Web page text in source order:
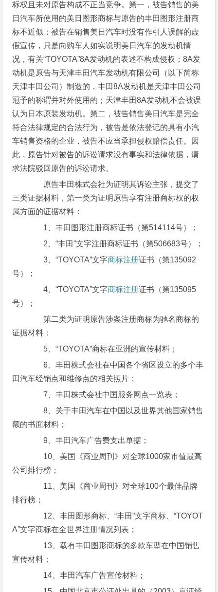
标权且未对原告构成不正当竞争。第一，被告销售的美
日汽车所使用的美日图形商标与原告的丰田图形注册商
标不近似；被告在销售美日汽车时没有作引人误解的虚
假宣传，只是向购车人如实说明美日汽车的发动机情
况，有关“TOYOTA”8A发动机的表述不构成侵权；8A发
动机是原告与天津丰田汽车发动机有限公司（以下简称
天津丰田公司）制造的，丰田8A发动机是天津丰田公司
冠予的称谓并对外使用的；天津丰田8A发动机不会被误
认为日本原装发动机。第二，被告销售美日汽车是完全
符合法律规定的合法行为，被告是依法登记的具有小汽
车销售资格的企业，被告不应当承担侵权赔偿责任。因
此，原告针对被告的诉讼请求没有事实和法律依据，请
求法院驳回原告的诉讼请求。
原告丰田株式会社为证明其诉讼主张，提交了
三类证据材料，第一类为证明原告享有注册商标权的权
属方面的证据材料：
1、丰田图形注册商标证书（第514114号）；
2、“丰田”文字注册商标证书（第506683号）；
3、“TOYOTA”文字商标注册证书（第135092
号）；
4、“TOYOTA”文字商标注册证书（第135095
号）；
第二类为证明原告涉案注册商标为驰名商标的
证据材料：
5、“TOYOTA”商标在亚洲的宣传材料；
6、丰田株式会社在中国各个省区设立的多个丰
田汽车经销点和维修点的相关照片；
7、丰田株式会社中国服务网点一览表；
8、关于丰田汽车在中国以及世界其他国家销售
额的书面材料；
9、丰田汽车广告费支出单据；
10、美国《商业周刊》对全球1000家市值最高
公司排行榜；
11、美国《商业周刊》对全球100个最佳品牌
排行榜；
12、丰田图形商标、“丰田”文字商标、“TOYOT
A”文字商标在全世界注册情况列表；
13、载有丰田图形商标的多款车型在中国销售
宣传材料；
14、丰田汽车广告宣传材料；